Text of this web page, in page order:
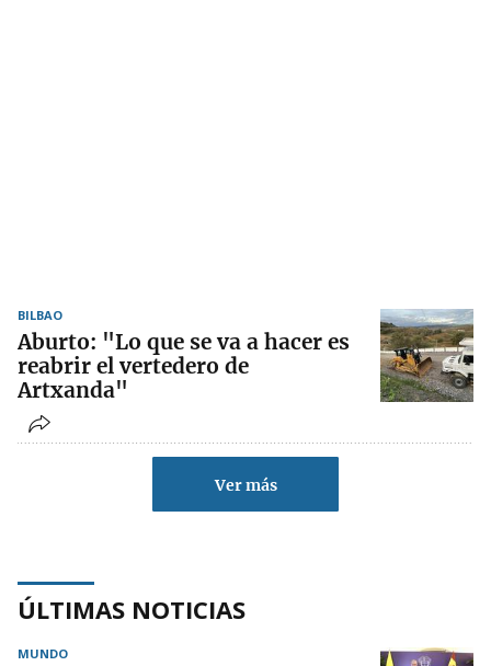
BILBAO
Aburto: "Lo que se va a hacer es
reabrir el vertedero de
Artxanda"
Ver más
ÚLTIMAS NOTICIAS
MUNDO